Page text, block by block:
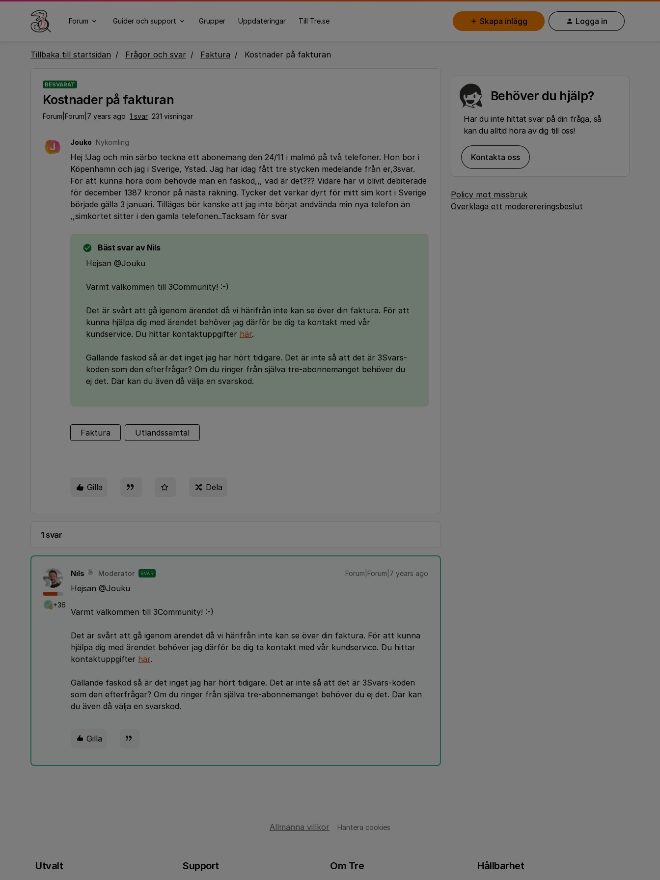
Forum Guider och support Grupper Uppdateringar Till Tre.se Skapa inlägg Logga in
Tillbaka till startsidan Frågor och svar Faktura Kostnader på fakturan
BESVARAT
Kostnader på fakturan
Forum|Forum|7 years ago 1 svar 231 visningar
J Jouko Nykomling
Hej !Jag och min särbo teckna ett abonemang den 24/11 i malmö på två telefoner. Hon bor i
Köpenhamn och jag i Sverige, Ystad. Jag har idag fått tre stycken medelande från er,3svar.
För att kunna höra dom behövde man en faskod,,, vad är det??? Vidare har vi blivit debiterade
för december 1387 kronor på nästa räkning. Tycker det verkar dyrt för mitt sim kort i Sverige
började gälla 3 januari. Tillägas bör kanske att jag inte börjat andvända min nya telefon än
,,simkortet sitter i den gamla telefonen..Tacksam för svar
Bäst svar av Nils
Hejsan @Jouku
Varmt välkommen till 3Community! :-)
Det är svårt att gå igenom ärendet då vi härifrån inte kan se över din faktura. För att
kunna hjälpa dig med ärendet behöver jag därför be dig ta kontakt med vår
kundservice. Du hittar kontaktuppgifter här.
Gällande faskod så är det inget jag har hört tidigare. Det är inte så att det är 3Svars-
koden som den efterfrågar? Om du ringer från själva tre-abonnemanget behöver du
ej det. Där kan du även då välja en svarskod.
Faktura Utlandssamtal
Gilla Dela
1 svar
+36
Nils Moderator SVAR Forum|Forum|7 years ago
Hejsan @Jouku
Varmt välkommen till 3Community! :-)
Det är svårt att gå igenom ärendet då vi härifrån inte kan se över din faktura. För att kunna
hjälpa dig med ärendet behöver jag därför be dig ta kontakt med vår kundservice. Du hittar
kontaktuppgifter här.
Gällande faskod så är det inget jag har hört tidigare. Det är inte så att det är 3Svars-koden
som den efterfrågar? Om du ringer från själva tre-abonnemanget behöver du ej det. Där kan
du även då välja en svarskod.
Gilla
Behöver du hjälp?
Har du inte hittat svar på din fråga, så
kan du alltid höra av dig till oss!
Kontakta oss
Policy mot missbruk
Överklaga ett moderereringsbeslut
Allmänna villkor Hantera cookies
Utvalt Support Om Tre Hållbarhet